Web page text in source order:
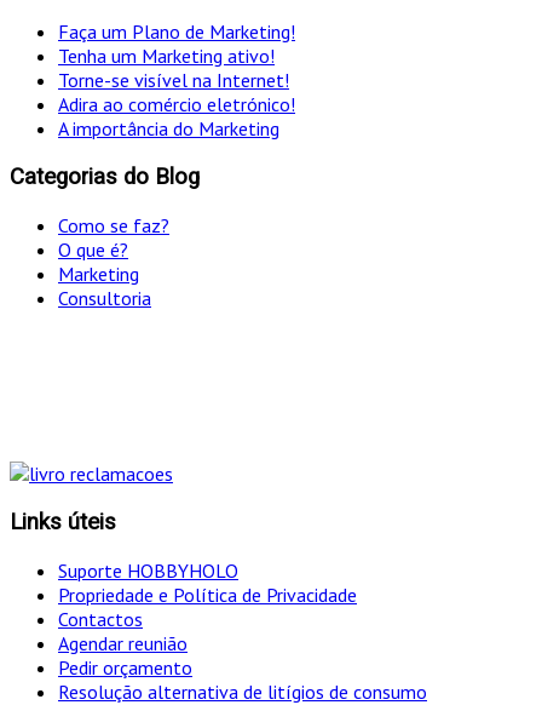
Faça um Plano de Marketing!
Tenha um Marketing ativo!
Torne-se visível na Internet!
Adira ao comércio eletrónico!
A importância do Marketing
Categorias do Blog
Como se faz?
O que é?
Marketing
Consultoria
Links úteis
Suporte HOBBYHOLO
Propriedade e Política de Privacidade
Contactos
Agendar reunião
Pedir orçamento
Resolução alternativa de litígios de consumo